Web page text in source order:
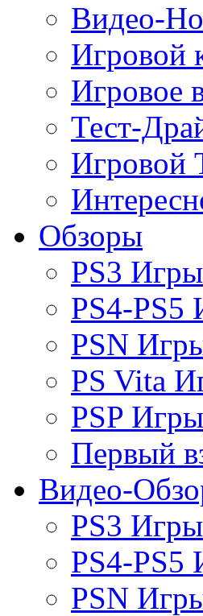
Видео-
Игровой
Игровое
Тест-
Игровой
Обзоры
PS3 Игры
PS4-PS5
PSN
PS Vita
PSP Игры
Первый
Видео-
PS3 Игры
PS4-PS5
PSN